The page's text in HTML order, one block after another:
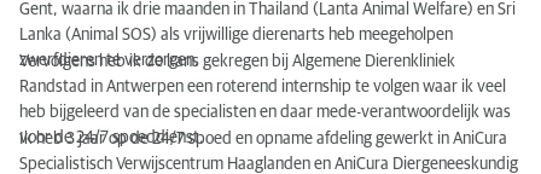
Gent, waarna ik drie maanden in Thailand (Lanta Animal Welfare) en Sri
Lanka (Animal SOS) als vrijwillige dierenarts heb meegeholpen
zwerfdieren te verzorgen.
Vervolgens heb ik de kans gekregen bij Algemene Dierenkliniek
Randstad in Antwerpen een roterend internship te volgen waar ik veel
heb bijgeleerd van de specialisten en daar mede-verantwoordelijk was
voor de 24/7 spoeddienst.
Ik heb 3 jaar op de 24/7 spoed en opname afdeling gewerkt in AniCura
Specialistisch Verwijscentrum Haaglanden en AniCura Diergeneeskundig